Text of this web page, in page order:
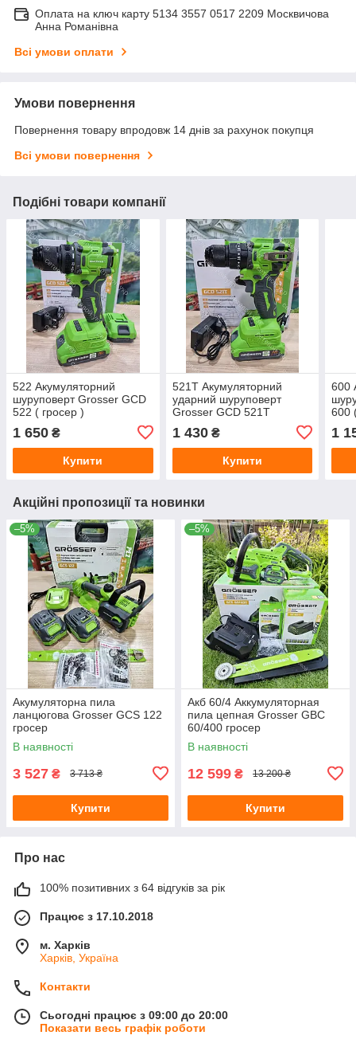
Оплата на ключ карту 5134 3557 0517 2209 Москвичова
Анна Романівна
Всі умови оплати
Умови повернення
Повернення товару впродовж 14 днів за рахунок покупця
Всі умови повернення
Подібні товари компанії
522 Акумуляторний
шуруповерт Grosser GCD
522 ( гросер )
1 650 ₴
Купити
521T Акумуляторний
ударний шуруповерт
Grosser GCD 521T
1 430₴
Купити
600
600
1
Акційні пропозиції та новинки
–5%
Акумуляторна пила
ланцюгова Grosser GCS 122
гросер
В наявності
3 527 ₴ 3 713 ₴
Купити
–5%
Акб 60/4 Аккумуляторная
пила цепная Grosser GBC
60/400 гросер
В наявності
12 599 ₴ 13 200 ₴
Купити
Про нас
100% позитивних з 64 відгуків за рік
Працює з 17.10.2018
м. Харків
Харків, Україна
Контакти
Сьогодні працює з 09:00 до 20:00
Показати весь графік роботи